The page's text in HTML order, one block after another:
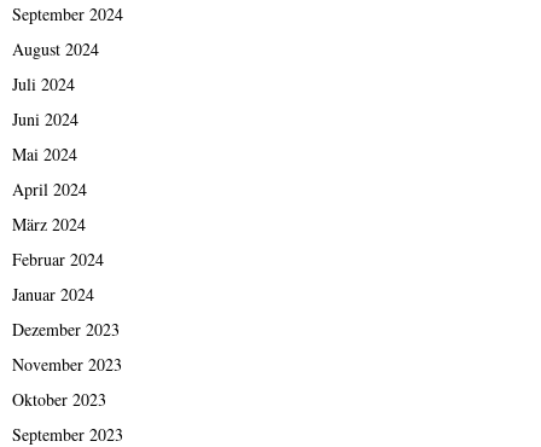
September 2024
August 2024
Juli 2024
Juni 2024
Mai 2024
April 2024
März 2024
Februar 2024
Januar 2024
Dezember 2023
November 2023
Oktober 2023
September 2023